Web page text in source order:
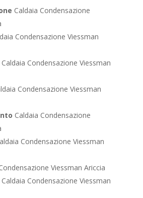
Caldaia Condensazione
Condensazione Viessman
Caldaia Condensazione Viessman
Condensazione Viessman
Caldaia Condensazione
Condensazione Viessman
Viessman Ariccia
Caldaia Condensazione Viessman